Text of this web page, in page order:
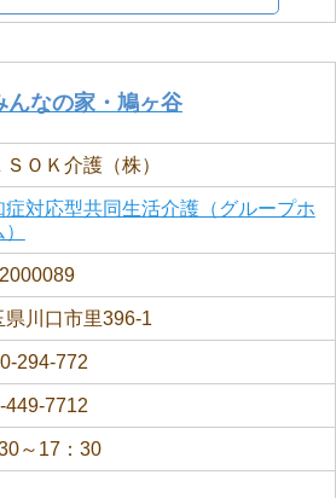
んなの家・鳩ヶ谷
ＳＯＫ介護（株）
症対応型共同生活介護（グループホ
県川口市里396-1
294-772
449-7712
～17：30